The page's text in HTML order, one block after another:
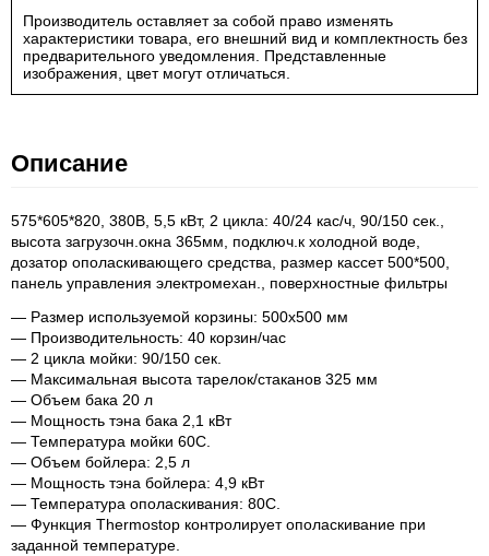
Производитель оставляет за собой право изменять
характеристики товара, его внешний вид и комплектность без
предварительного уведомления. Представленные
изображения, цвет могут отличаться.
Описание
575*605*820, 380В, 5,5 кВт, 2 цикла: 40/24 кас/ч, 90/150 сек.,
высота загрузочн.окна 365мм, подключ.к холодной воде,
дозатор ополаскивающего средства, размер кассет 500*500,
панель управления электромехан., поверхностные фильтры
— Размер используемой корзины: 500х500 мм
— Производительность: 40 корзин/час
— 2 цикла мойки: 90/150 сек.
— Максимальная высота тарелок/стаканов 325 мм
— Объем бака 20 л
— Мощность тэна бака 2,1 кВт
— Температура мойки 60С.
— Объем бойлера: 2,5 л
— Мощность тэна бойлера: 4,9 кВт
— Температура ополаскивания: 80С.
— Функция Thermostop контролирует ополаскивание при
заданной температуре.